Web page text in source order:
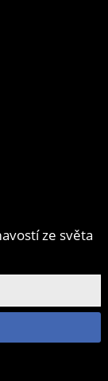
ze světa